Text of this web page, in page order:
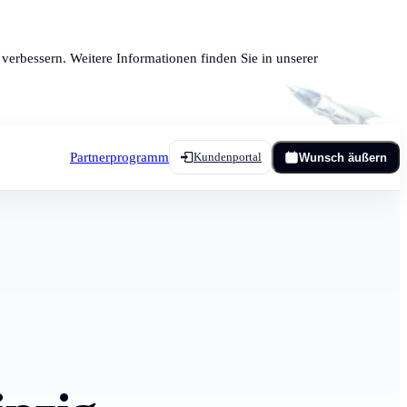
Weitere Informationen finden Sie in unserer
Partnerprogramm Kundenportal Wunsch äußern